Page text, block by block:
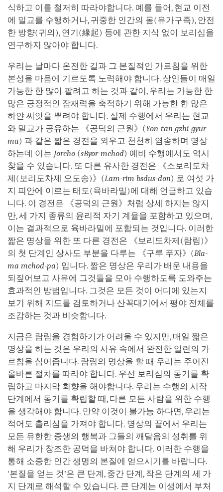
식하고 이를 철저히 따라야합니다. 예를 들어, 현교 이전
에 밀교를 수행하거나, 귀중한 인간의 몸(유가구족), 안전
한 방향(귀의), 연기(緣起) 등에 관한 지식 없이 보리심을
연구하지 않아야 합니다.
우리는 날마다 온전한 길과 그 본질적인 가르침을 위한
본성을 마음에 기르도록 노력해야 합니다. 상인들이 매일
가능한 한 많이 팔려고 하는 것과 같이, 우리는 가능한 한
많은 긍정적인 잠재력을 축적하기 위해 가능한 한 많은
하얀 씨앗을 뿌려야 합니다. 실제 수행에서 우리는 현교
와 밀교가 공유하는 《공덕의 근원》(Yon-tan gzhi-gyur-
ma) 과 같은 짧은 경전을 외우고 천천히 염송하며 명상
하는데 이는 Jorcho (sByor-mchod) 예비 수행에서도 역시
찾을 수 있습니다. 또 다른 유사한 경전은 《소보리도차
제(보리도차제 오도송)》(Lam-rim bsdus-don) 로 여섯 가
지 피안에 이르는 태도(육바라밀)에 대해 언급하고 있습
니다. 이 경전은 《공덕의 근원》처럼 상세 하지는 않지
만, 세 가지 종류의 윤리적 자기 계율을 포함하고 있으며,
이는 결과적으로 육바라밀에 포함되는 것입니다. 이러한
짧은 명상을 위한 또 다른 경전은 《보리도차제(람림)》
의 첫 단계인 상사도 부분을 다루는 《구루 푸자》(Bla-
ma mchod-pa) 입니다. 짧은 명상은 우리가 배운 내용을
되짚어보고 사유에 그것들을 모아 수행하도록 도와주는
효과적인 방법입니다. 그것은 모든 것이 어디에 있는지
보기 위해 지도를 검토하거나 산꼭대기에서 평야 전체를
조감하는 것과 비슷합니다.
지금은 람림을 경험하기가 어려울 수 있지만, 매일 짧은
명상을 하는 것은 우리의 사유 속에서 완전한 일련의 가
르침을 심어줍니다. 람림의 명상을 할 때 우리는 주어진
올바른 절차를 따라야 합니다. 우선 보리심의 동기를 확
립하고 마지막 회향을 해야합니다. 우리는 수행의 시작
단계에서 동기를 확립할 때, 다른 모든 사람을 위한 수행
을 생각해야 합니다. 만약 이것이 불가능 하다면, 우리는
적어도 출리심을 가져야 합니다. 명상의 끝에서 우리는
모든 유한한 중생의 행복과 그들의 깨달음의 성취를 위
해 우리가 창조한 공덕을 바쳐야 합니다. 이러한 수행을
통해 소중한 인간 생명의 본질에 얻으시기를 바랍니다.
‘본질을 얻는 것’은 큰 단계, 중간 단계, 작은 단계의 세 가
지 단계로 해석할 수 있습니다. 큰 단계는 이생에서 부처